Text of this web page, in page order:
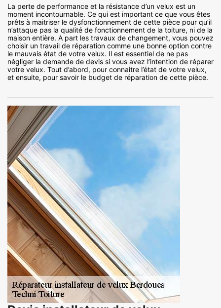
La perte de performance et la résistance d’un velux est un
moment incontournable. Ce qui est important ce que vous êtes
prêts à maitriser le dysfonctionnement de cette pièce pour qu’il
n’attaque pas la qualité de fonctionnement de la toiture, ni de la
maison entière. A part les travaux de changement, vous pouvez
choisir un travail de réparation comme une bonne option contre
le mauvais état de votre velux. Il est essentiel de ne pas
négliger la demande de devis si vous avez l’intention de réparer
votre velux. Tout d’abord, pour connaitre l’état de votre velux,
et ensuite, pour savoir le budget de réparation de cette pièce.